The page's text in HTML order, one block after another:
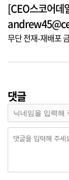
[CEO스코어데
무단 전재-재배포
댓글